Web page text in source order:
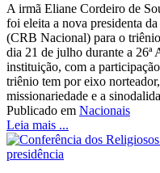
A irmã Eliane Cordeiro de
foi eleita a nova presidenta
(CRB Nacional) para o
dia 21 de julho durante a 26ª
instituição, com a
triênio tem por eixo
missionariedade e a
Publicado em Nacionais
Leia mais ...